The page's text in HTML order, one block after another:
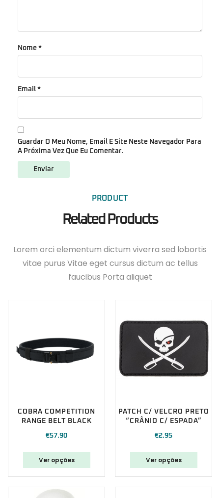
Nome *
Email *
Guardar O Meu Nome, Email E Site Neste Navegador Para
A Próxima Vez Que Eu Comentar.
PRODUCT
Related Products
Lorem orci elementum dictum viverra sed lobortis
vitae purus Vitae eget cursus dictum ac tellus
faucibus Porta aliquet
COBRA COMPETITION
RANGE BELT BLACK
€57.90
Ver opções
PATCH C/ VELCRO PRETO
“CRÂNIO C/ ESPADA”
€2.95
Ver opções